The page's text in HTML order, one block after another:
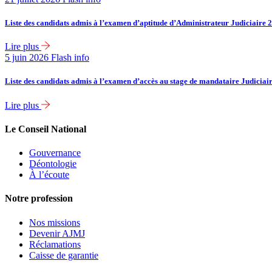
Liste des candidats admis à l’examen d’aptitude d’Administrateur Judiciaire
Lire plus
5 juin 2026 Flash info
Liste des candidats admis à l’examen d’accès au stage de mandataire
Lire plus
Le Conseil National
Gouvernance
Déontologie
À l’écoute
Notre profession
Nos missions
Devenir AJMJ
Réclamations
Caisse de garantie